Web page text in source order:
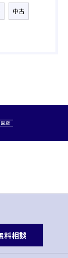
中古
料相談